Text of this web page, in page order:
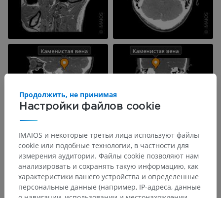
Настройки файлов cookie
Продолжить, не принимая
IMAIOS и некоторые третьи лица используют файлы
cookie или подобные технологии, в частности для
измерения аудитории. Файлы cookie позволяют нам
анализировать и сохранять такую информацию, как
характеристики вашего устройства и определенные
персональные данные (например, IP-адреса, данные